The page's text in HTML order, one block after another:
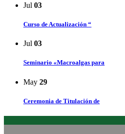
Jul 03
Curso de Actualización “
Jul 03
Seminario «Macroalgas para
May 29
Ceremonia de Titulación de